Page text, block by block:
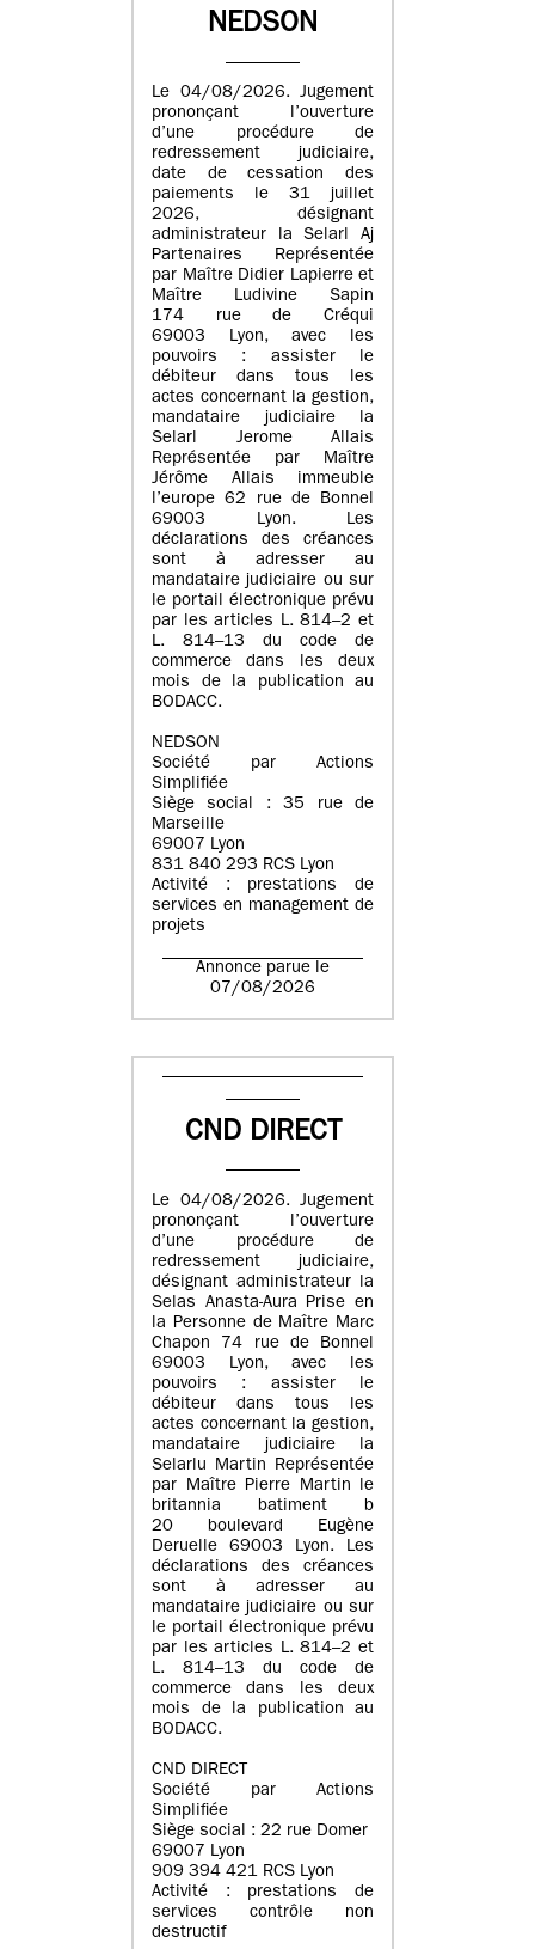
NEDSON
Le 04/08/2026. Jugement
prononçant l’ouverture
d’une procédure de
redressement judiciaire,
date de cessation des
paiements le 31 juillet
2026, désignant
administrateur la Selarl Aj
Partenaires Représentée
par Maître Didier Lapierre et
Maître Ludivine Sapin
174 rue de Créqui
69003 Lyon, avec les
pouvoirs : assister le
débiteur dans tous les
actes concernant la gestion,
mandataire judiciaire la
Selarl Jerome Allais
Représentée par Maître
Jérôme Allais immeuble
l’europe 62 rue de Bonnel
69003 Lyon. Les
déclarations des créances
sont à adresser au
mandataire judiciaire ou sur
le portail électronique prévu
par les articles L. 814–2 et
L. 814–13 du code de
commerce dans les deux
mois de la publication au
BODACC.
NEDSON
Société par Actions
Simplifiée
Siège social : 35 rue de
Marseille
69007 Lyon
831 840 293 RCS Lyon
Activité : prestations de
services en management de
projets
Annonce parue le
07/08/2026
CND DIRECT
Le 04/08/2026. Jugement
prononçant l’ouverture
d’une procédure de
redressement judiciaire,
désignant administrateur la
Selas Anasta-Aura Prise en
la Personne de Maître Marc
Chapon 74 rue de Bonnel
69003 Lyon, avec les
pouvoirs : assister le
débiteur dans tous les
actes concernant la gestion,
mandataire judiciaire la
Selarlu Martin Représentée
par Maître Pierre Martin le
britannia batiment b
20 boulevard Eugène
Deruelle 69003 Lyon. Les
déclarations des créances
sont à adresser au
mandataire judiciaire ou sur
le portail électronique prévu
par les articles L. 814–2 et
L. 814–13 du code de
commerce dans les deux
mois de la publication au
BODACC.
CND DIRECT
Société par Actions
Simplifiée
Siège social : 22 rue Domer
69007 Lyon
909 394 421 RCS Lyon
Activité : prestations de
services contrôle non
destructif